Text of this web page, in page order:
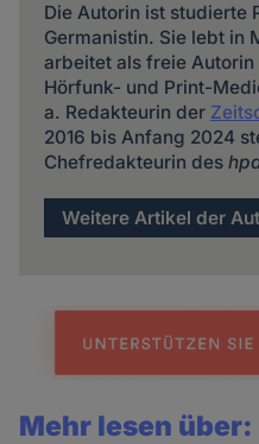
Die Autorin ist studierte
Germanistin. Sie lebt in
arbeitet als freie
Hörfunk- und Print-
a. Redakteurin der
2016 bis Anfang 2024
Chefredakteurin des
Weitere Artikel der
Mehr lesen über: